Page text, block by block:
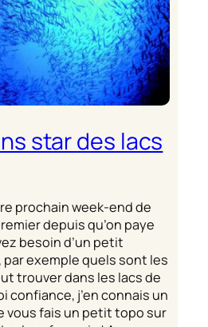
star des lacs
prochain week-end de
depuis qu’on paye
besoin d’un petit
exemple quels sont les
trouver dans les lacs de
confiance, j’en connais un
vous fais un petit topo sur